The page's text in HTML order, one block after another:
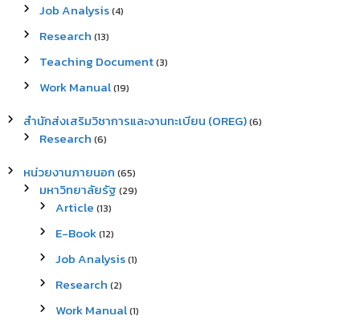
Job Analysis(4)
Research (13)
Teaching Document(3)
Work Manual(19)
สำนักส่งเสริมวิชาการและงานทะเบียน (OREG)(6)
Research (6)
หน่วยงานภายนอก (65)
มหาวิทยาลัยรัฐ (29)
Article (13)
E-Book(12)
Job Analysis(1)
Research (2)
Work Manual(1)